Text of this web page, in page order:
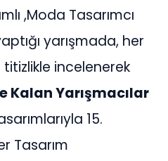
,Moda Tasarımcı
yarışmada, her
incelenerek
Kalan Yarışmacılar
15.
Tasarım